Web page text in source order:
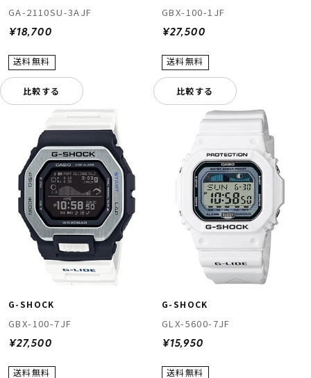
GA-2110SU-3AJF
¥18,700
比較する
GBX-100-1JF
¥27,500
比較する
G-SHOCK
GBX-100-7JF
¥27,500
G-SHOCK
GLX-5600-7JF
¥15,950